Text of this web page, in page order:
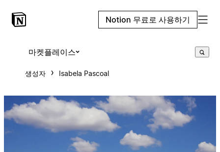
Notion 무료로 사용하기
마켓플레이스
생성자 Isabela Pascoal